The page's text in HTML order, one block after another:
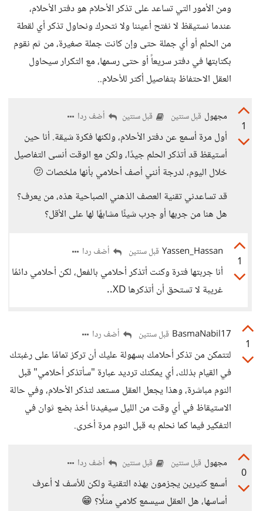
ومن الأمور التي تساعد على تذكر الأحلام هو دفتر الأحلام،
عندما نستيقظ لا نفتح أعيننا ولا نتحرك ونحاول تذكر أي لقطة
من الحلم أو أي جملة حتى وإن كانت جملة صغيرة، من ثم نقوم
بكتابتها في دفتر سريعاً أو حتى رسمها، مع التكرار سيحاول
العقل الاحتفاظ بتفاصيل أكتر للأحلام..
1
مجهول قبل سنتين قبل سنتين أضف ردا
أول مرة أسمع عن دفتر الأحلام، ولكنها فكرة شيقة. أنا حين
أستيقظ قد أتذكر الحلم جيدًا، ولكن مع الوقت أنسى التفاصيل
خلال اليوم، لدرجة أنني أصف أحلامي بأنها ملخصات 🫤
قد تساعدني تقنية العصف الذهني الصباحية هذه، من يعرف؟
هل هنا من جربها أو جرب شيئًا مشابهًا لها على الأقل؟
1
Yassen_Hassan قبل سنتين أضف ردا
أنا جربتها فترة وكنت أتذكر أحلامي بالفعل، لكن أحلامي دائمًا
غريبة لا تستحق أن أتذكرها XD..
1
BasmaNabil17 قبل سنتين أضف ردا
لتتمكن من تذكر أحلامك بسهولة عليك أن تركز تمامًا على رغبتك
في القيام بذلك، أي يمكنك ترديد عبارة "سأتذكر أحلامي" قبل
النوم مباشرة، وهذا يجعل العقل مستعد لتذكر الأحلام، وفي حالة
الاستيقاظ في أي وقت من الليل سيفيدنا أخذ بضع ثوان في
التفكير فيما كما نحلم به قبل النوم مرة أخرى.
0
مجهول قبل سنتين قبل سنتين أضف ردا
أسمع كثيرين يجزمون بهذه التقنية ولكن للأسف لا أعرف
أساسها، هل العقل سيسمع كلامي مثلًا؟ 😁